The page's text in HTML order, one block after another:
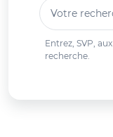
Votre
Entrez, SVP,
recherche.